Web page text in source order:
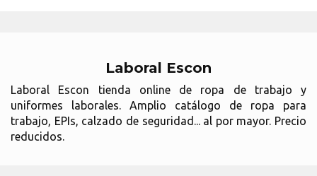
Laboral Escon
Laboral Escon tienda online de ropa de trabajo y
uniformes laborales. Amplio catálogo de ropa para
trabajo, EPIs, calzado de seguridad... al por mayor. Precio
reducidos.